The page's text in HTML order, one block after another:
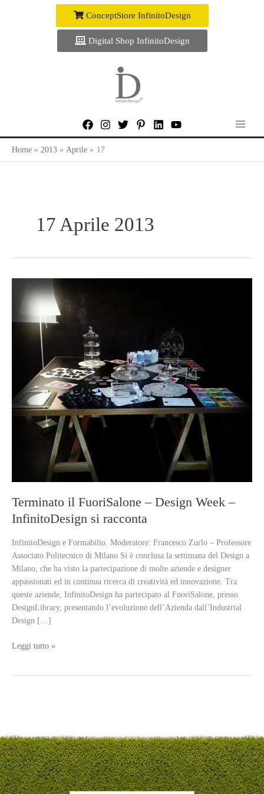
ConceptStore InfinitoDesign
Digital Shop InfinitoDesign
Home 2013 Aprile 17
17 Aprile 2013
Terminato il FuoriSalone – Design Week –
InfinitoDesign si racconta
InfinitoDesign e Formabilio. Moderatore: Francesco Zurlo – Professore
Associato Politecnico di Milano Si è conclusa la settimana del Design a
Milano, che ha visto la partecipazione di molte aziende e designer
appassionati ed in continua ricerca di creatività ed innovazione. Tra
queste aziende, InfinitoDesign ha partecipato al FuoriSalone, presso
DesignLibrary, presentando l’evoluzione dell’Azienda dall’Industrial
Design […]
Terminato
InfinitoDesign
si
racconta
Leggi tutto »